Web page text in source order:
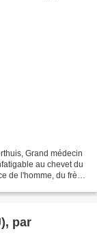
Grand médecin
au chevet du
de l'homme, du frère
par